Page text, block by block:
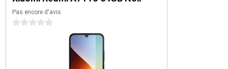
Pas encore d'avis
0 étoiles